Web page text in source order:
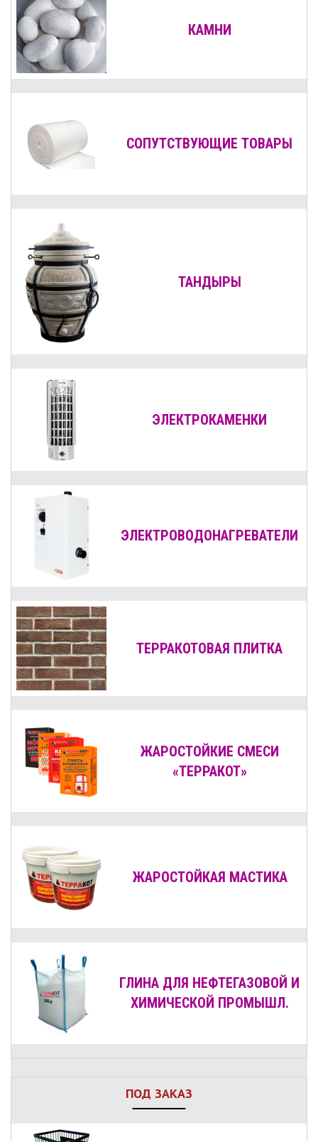
КАМНИ
СОПУТСТВУЮЩИЕ ТОВАРЫ
ТАНДЫРЫ
ЭЛЕКТРОКАМЕНКИ
ЭЛЕКТРОВОДОНАГРЕВАТЕЛИ
ТЕРРАКОТОВАЯ ПЛИТКА
ЖАРОСТОЙКИЕ СМЕСИ
«ТЕРРАКОТ»
ЖАРОСТОЙКАЯ МАСТИКА
ГЛИНА ДЛЯ НЕФТЕГАЗОВОЙ И
ХИМИЧЕСКОЙ ПРОМЫШЛ.
ПОД ЗАКАЗ